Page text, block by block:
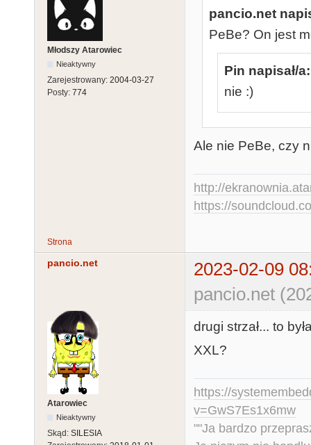
Młodszy Atarowiec
Nieaktywny
Zarejestrowany: 2004-03-27
Posty: 774
pancio.net
PeBe? On jest
Pin napisał/a:
nie :)
Ale nie PeBe, czy
http://
https://
Strona
pancio.net
2023-02-09
pancio.net
Atarowiec
Nieaktywny
Skąd: SILESIA
drugi strzał... to
XXL?
https://
v=GwS7Es1x6mw
""Ja bardzo